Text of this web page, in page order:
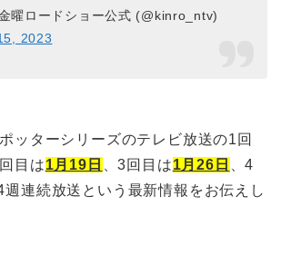
曜ロードショー公式 (@kinro_ntv)
2023
ッターシリーズのテレビ放送の1回
回目は1月19日 、3回目は1月26日
、4
週連続放送という最新情報をお伝えし